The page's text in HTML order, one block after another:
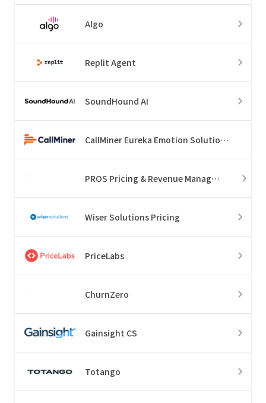
Algo
Replit Agent
SoundHound AI
CallMiner Eureka Emotion Solution Suite
PROS Pricing & Revenue Management
Wiser Solutions Pricing
PriceLabs
ChurnZero
Gainsight CS
Totango